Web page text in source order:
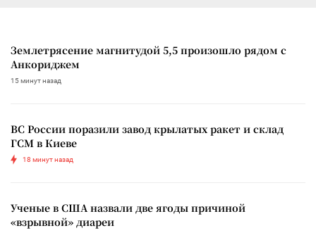
Землетрясение магнитудой 5,5 произошло рядом с
Анкориджем
15 минут назад
ВС России поразили завод крылатых ракет и склад
ГСМ в Киеве
18 минут назад
Ученые в США назвали две ягоды причиной
«взрывной» диареи